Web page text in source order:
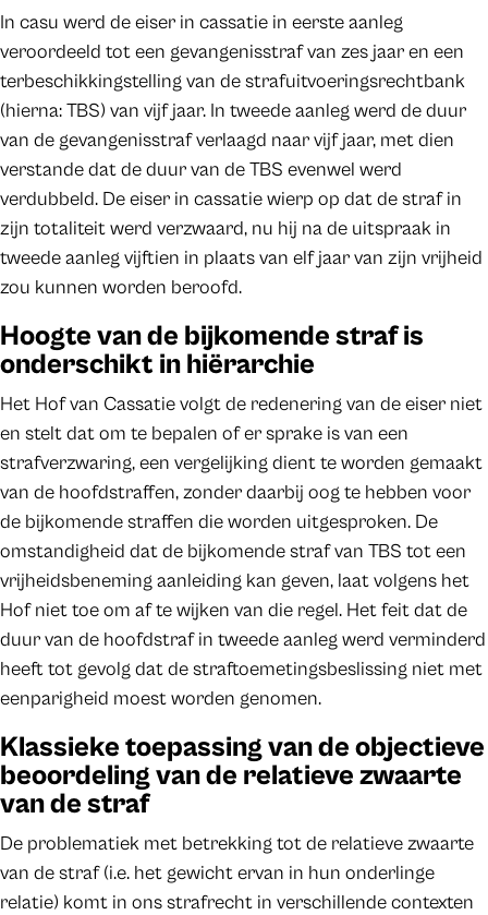
In casu werd de eiser in cassatie in eerste aanleg
veroordeeld tot een gevangenisstraf van zes jaar en een
terbeschikkingstelling van de strafuitvoeringsrechtbank
(hierna: TBS) van vijf jaar. In tweede aanleg werd de duur
van de gevangenisstraf verlaagd naar vijf jaar, met dien
verstande dat de duur van de TBS evenwel werd
verdubbeld. De eiser in cassatie wierp op dat de straf in
zijn totaliteit werd verzwaard, nu hij na de uitspraak in
tweede aanleg vijftien in plaats van elf jaar van zijn vrijheid
zou kunnen worden beroofd.
Hoogte van de bijkomende straf is
onderschikt in hiërarchie
Het Hof van Cassatie volgt de redenering van de eiser niet
en stelt dat om te bepalen of er sprake is van een
strafverzwaring, een vergelijking dient te worden gemaakt
van de hoofdstraffen, zonder daarbij oog te hebben voor
de bijkomende straffen die worden uitgesproken. De
omstandigheid dat de bijkomende straf van TBS tot een
vrijheidsbeneming aanleiding kan geven, laat volgens het
Hof niet toe om af te wijken van die regel. Het feit dat de
duur van de hoofdstraf in tweede aanleg werd verminderd
heeft tot gevolg dat de straftoemetingsbeslissing niet met
eenparigheid moest worden genomen.
Klassieke toepassing van de objectieve
beoordeling van de relatieve zwaarte
van de straf
De problematiek met betrekking tot de relatieve zwaarte
van de straf (i.e. het gewicht ervan in hun onderlinge
relatie) komt in ons strafrecht in verschillende contexten